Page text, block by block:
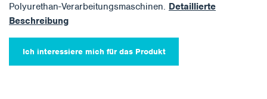
Polyurethan-Verarbeitungsmaschinen. Detaillierte
Beschreibung
Ich interessiere mich für das Produkt